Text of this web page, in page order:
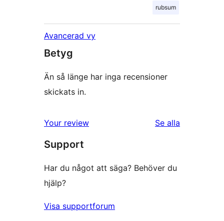
rubsum
Avancerad vy
Betyg
Än så länge har inga recensioner
skickats in.
Your review
Se alla
Support
Har du något att säga? Behöver du
hjälp?
Visa supportforum